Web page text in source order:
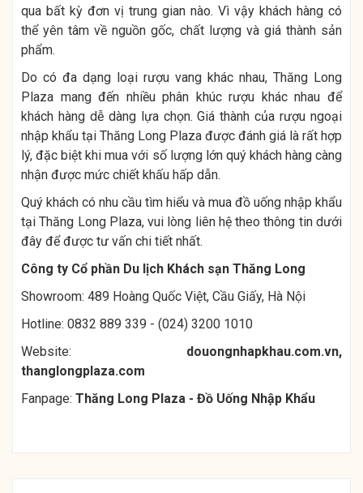
qua bất kỳ đơn vị trung gian nào. Vì vậy khách hàng có
thể yên tâm về nguồn gốc, chất lượng và giá thành sản
phẩm.
Do có đa dạng loại rượu vang khác nhau, Thăng Long
Plaza mang đến nhiều phân khúc rượu khác nhau để
khách hàng dễ dàng lựa chọn. Giá thành của rượu ngoại
nhập khẩu tại Thăng Long Plaza được đánh giá là rất hợp
lý, đặc biệt khi mua với số lượng lớn quý khách hàng càng
nhận được mức chiết khấu hấp dẫn.
Quý khách có nhu cầu tìm hiểu và mua đồ uống nhập khẩu
tại Thăng Long Plaza, vui lòng liên hệ theo thông tin dưới
đây để được tư vấn chi tiết nhất.
Công ty Cổ phần Du lịch Khách sạn Thăng Long
Showroom: 489 Hoàng Quốc Việt, Cầu Giấy, Hà Nội
Hotline: 0832 889 339 - (024) 3200 1010
Website: douongnhapkhau.com.vn,
thanglongplaza.com
Fanpage: Thăng Long Plaza - Đồ Uống Nhập Khẩu